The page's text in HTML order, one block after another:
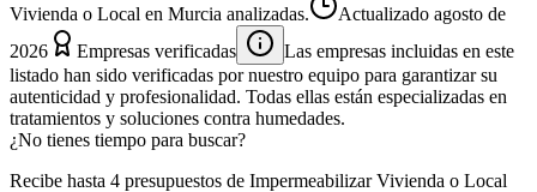
Vivienda o Local en Murcia analizadas.
Actualizado agosto de
2026
Empresas verificadas
Las empresas incluidas en este
listado han sido verificadas por nuestro equipo para garantizar su
autenticidad y profesionalidad. Todas ellas están especializadas en
tratamientos y soluciones contra humedades.
¿No tienes tiempo para buscar?
Recibe hasta 4 presupuestos de Impermeabilizar Vivienda o Local